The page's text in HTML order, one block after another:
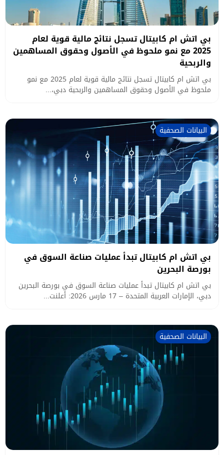
بي اتش ام كابيتال تسجل نتائج مالية قوية لعام
2025 مع نمو ملحوظ في الأصول وحقوق المساهمين
والربحية
بي اتش ام كابيتال تسجل نتائج مالية قوية لعام 2025 مع نمو
ملحوظ في الأصول وحقوق المساهمين والربحية دبي،...
البيانات الصحفية
بي اتش ام كابيتال تبدأ عمليات صناعة السوق في
بورصة البحرين
بي اتش ام كابيتال تبدأ عمليات صناعة السوق في بورصة البحرين
دبي، الإمارات العربية المتحدة – 17 مارس 2026: أعلنت...
البيانات الصحفية